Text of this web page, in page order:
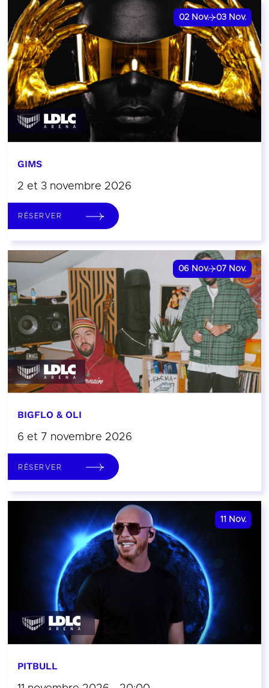
02 Nov. 03 Nov.
GIMS
2 et 3 novembre 2026
RÉSERVER
06 Nov. 07 Nov.
BIGFLO & OLI
6 et 7 novembre 2026
RÉSERVER
11 Nov.
PITBULL